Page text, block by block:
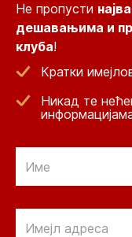
Не пропусти
дешавањима и
клуба!
Кратки
Никад те